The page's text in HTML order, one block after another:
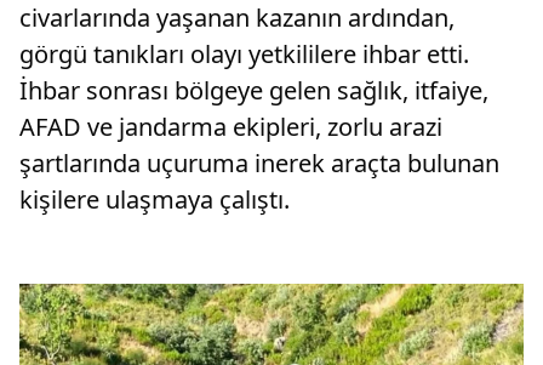
civarlarında yaşanan kazanın ardından,
görgü tanıkları olayı yetkililere ihbar etti.
İhbar sonrası bölgeye gelen sağlık, itfaiye,
AFAD ve jandarma ekipleri, zorlu arazi
şartlarında uçuruma inerek araçta bulunan
kişilere ulaşmaya çalıştı.